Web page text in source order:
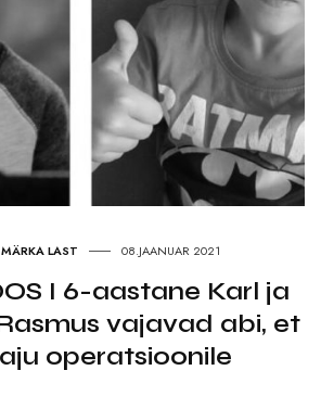
MÄRKA LAST 08.JAANUAR 2021
I 6-aastane Karl ja
vajavad abi, et
operatsioonile